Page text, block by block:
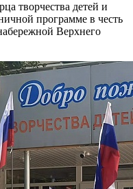
творчества детей и
программе в честь
Верхнего